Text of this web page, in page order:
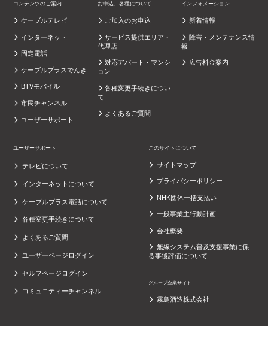
コンテンツのご案内
ケーブルテレビ
インターネット
固定電話
ケーブルプラスでんき
BTVモバイル
市民チャンネル
ユーザーサポート
お申込、各種について
ご加入のお申込
サービス提供エリア・
代理店
対応アパート・マンシ
ョン
各種変更手続きについ
て
よくあるご質問
インフォメーション
新着情報
障害・メンテナンス情
報
広告料金案内
ユーザーサポート
テレビについて
インターネットについて
ケーブルプラス電話について
各種変更手続きについて
よくあるご質問
ユーザーページログイン
セルフページログイン
コミュニティーチャンネル
このサイトについて
サイトマップ
プライバシーポリシー
NHK団体一括支払い
一般事業主行動計画
会社概要
無線システム普及支援事業に係
る事後評価について
グループ企業サイト
霧島酒造株式会社